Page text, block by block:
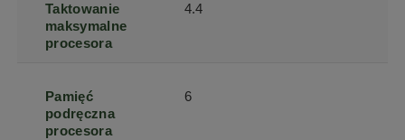
Taktowanie
maksymalne
procesora
4.4
Pamięć
podręczna
procesora
6